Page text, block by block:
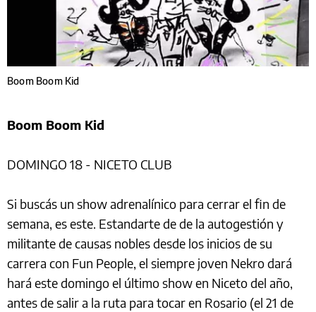
Boom Boom Kid
Boom Boom Kid
DOMINGO 18 - NICETO CLUB
Si buscás un show adrenalínico para cerrar el fin de
semana, es este. Estandarte de de la autogestión y
militante de causas nobles desde los inicios de su
carrera con Fun People, el siempre joven Nekro dará
hará este domingo el último show en Niceto del año,
antes de salir a la ruta para tocar en Rosario (el 21 de